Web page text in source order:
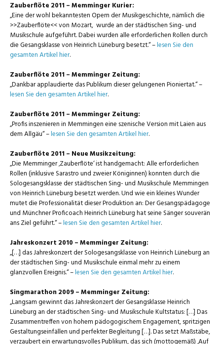
Zauberflöte 2011 – Memminger Kurier:
„Eine der wohl bekanntesten Opern der Musikgeschichte, nämlich die
>>Zauberflöte<< von Mozart, wurde an der städtischen Sing- und
Musikschule aufgeführt. Dabei wurden alle erforderlichen Rollen durch
die Gesangsklasse von Heinrich Lüneburg besetzt.“ –lesen Sie den
gesamten Artikel hier.
Zauberflöte 2011 – Memminger Zeitung:
„Dankbar applaudierte das Publikum dieser gelungenen Pioniertat.“ –
lesen Sie den gesamten Artikel hier.
Zauberflöte 2011 – Memminger Zeitung:
„Profis inszenieren in Memmingen eine szenische Version mit Laien aus
dem Allgäu“ –lesen Sie den gesamten Artikel hier.
Zauberflöte 2011 – Neue Musikzeitung:
„Die Memminger ‚Zauberflöte‘ ist handgemacht: Alle erforderlichen
Rollen (inklusive Sarastro und zweier Königinnen) konnten durch die
Sologesangsklasse der städtischen Sing- und Musikschule Memmingen
von Heinrich Lüneburg besetzt werden. Und wie ein kleines Wunder
mutet die Professionalität dieser Produktion an: Der Gesangspädagoge
und Münchner Proficoach Heinrich Lüneburg hat seine Sänger souverän
ans Ziel geführt.“ –lesen Sie den gesamten Artikel hier.
Jahreskonzert 2010 – Memminger Zeitung:
„[…] das Jahreskonzert der Sologesangsklasse von Heinrich Lüneburg an
der städtischen Sing- und Musikschule einmal mehr zu einem
glanzvollen Ereignis.“ –lesen Sie den gesamten Artikel hier.
Singmarathon 2009 – Memminger Zeitung:
„Langsam gewinnt das Jahreskonzert der Gesangsklasse Heinrich
Lüneburg an der städtischen Sing- und Musikschule Kultstatus: […] Das
Zusammentreffen von hohem pädogogischem Engagement, spritzigen
Gestaltungseinfällen und perfekter Begleitung […]. Das setzt Maßstäbe,
verzaubert ein erwartungsvolles Publikum, das sich (mottogemäß) ‚Auf